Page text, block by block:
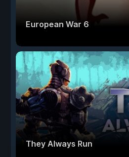
European War 6
They Always Run